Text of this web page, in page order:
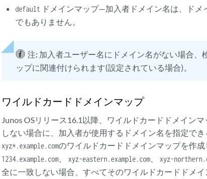
default ドメインマップ—加入者ドメイン名は、ド
でもありません。
注: 加入者ユーザー名にドメイン名がない場合、
ップに関連付けられます(設定されている場合)。
ワイルドカードドメインマップ
Junos OSリリース16.1以降、ワイルドカードドメイン
しない場合に、加入者が使用するドメイン名を指定で
xyz*.example.comのワイルドカードドメインマップを作
1234.example.com
xyz-eastern.example.com xyz-
全に一致しない場合、すべてそのワイルドカードドメ